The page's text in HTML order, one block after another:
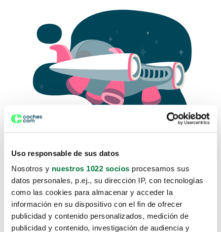
Uso responsable de sus datos
Nosotros y nuestros 1022 socios procesamos sus
datos personales, p.ej., su dirección IP, con tecnologías
como las cookies para almacenar y acceder la
información en su dispositivo con el fin de ofrecer
publicidad y contenido personalizados, medición de
publicidad y contenido, investigación de audiencia y
Lo sentimos, no sabemos como
te hemos traido hasta aquí.